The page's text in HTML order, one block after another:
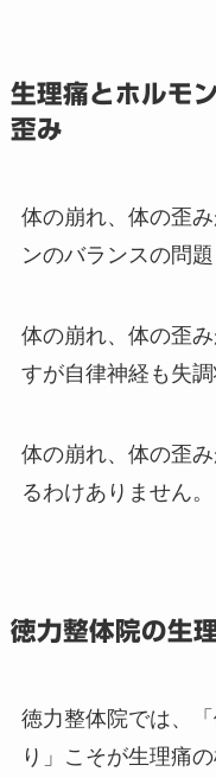
生理痛とホルモ
歪み
体の崩れ、体の歪
ンのバランスの問
体の崩れ、体の歪
すが自律神経も失
体の崩れ、体の歪
るわけありません。
徳力整体院の生
徳力整体院では、
り」こそが生理痛